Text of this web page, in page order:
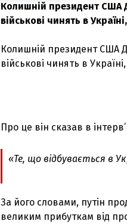
Колишній президент США
військові чинять в
Колишній президент США
військові чинять в
Про це він сказав в
«Те, що відбувається в
За його словами, путін
великим прибуткам від